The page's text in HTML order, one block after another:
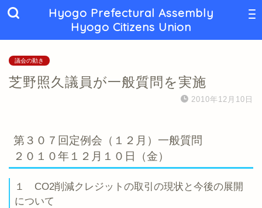
Hyogo Prefectural Assembly
Hyogo Citizens Union
議会の動き
芝野照久議員が一般質問を実施
2010年12月10日
第３０７回定例会（１２月）一般質問
２０１０年１２月１０日（金）
１ CO2削減クレジットの取引の現状と今後の展開
について